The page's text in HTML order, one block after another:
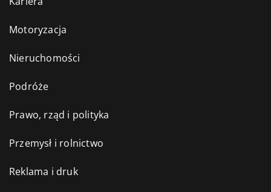
Motoryzacja
Nieruchomości
Podróże
Prawo, rząd i polityka
Przemysł i rolnictwo
Reklama i druk